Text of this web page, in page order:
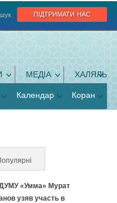
підтримати нас
МЕДІА ХАЛЯЛЬ
Календар Коран
«Умма» Мурат
узяв участь в